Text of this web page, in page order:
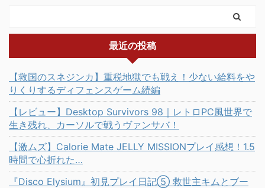
最近の投稿
【救国のスネジンカ】重税地獄でも戦え！少ない給料をや
りくりするディフェンスゲーム続編
【レビュー】Desktop Survivors 98｜レトロPC風世界で
生き残れ、カーソルで戦うヴァンサバ！
【激ムズ】Calorie Mate JELLY MISSIONプレイ感想！1.5
時間で心折れた…
『Disco Elysium』初見プレイ日記⑤ 救世主キムとブー